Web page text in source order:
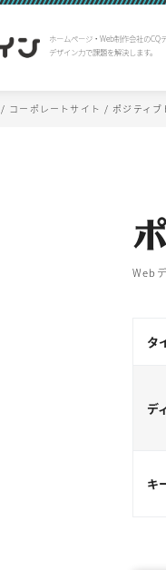
ホームページ・Web制作会社のCQ
デザイン力で課題を解決します。
コーポレートサイト ポジティ
Web
タ
デ
キ